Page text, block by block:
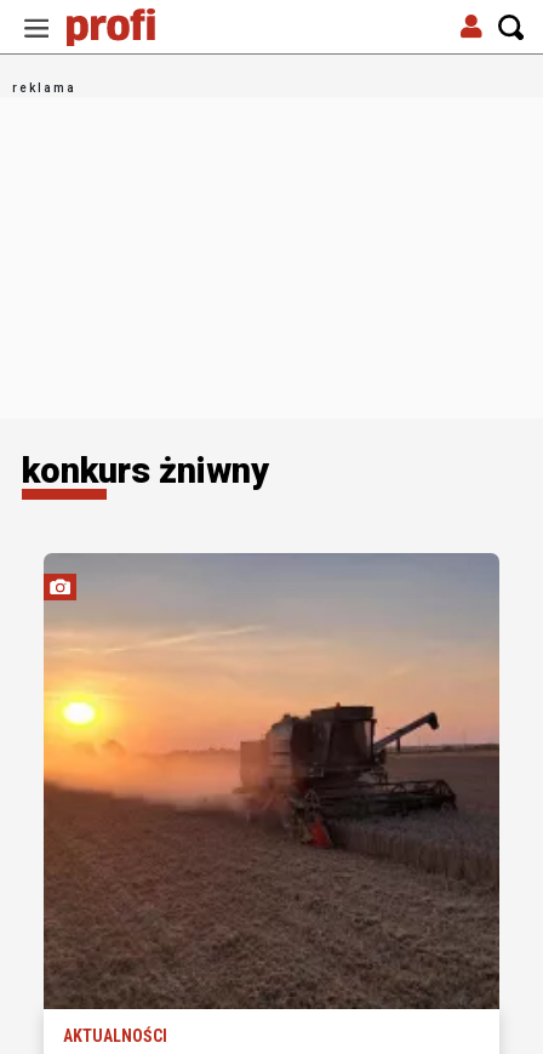
konkurs żniwny
AKTUALNOŚCI